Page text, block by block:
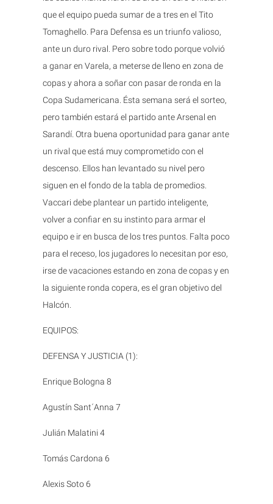
que el equipo pueda sumar de a tres en el Tito
Tomaghello. Para Defensa es un triunfo valioso,
ante un duro rival. Pero sobre todo porque volvió
a ganar en Varela, a meterse de lleno en zona de
copas y ahora a soñar con pasar de ronda en la
Copa Sudamericana. Ésta semana será el sorteo,
pero también estará el partido ante Arsenal en
Sarandí. Otra buena oportunidad para ganar ante
un rival que está muy comprometido con el
descenso. Ellos han levantado su nivel pero
siguen en el fondo de la tabla de promedios.
Vaccari debe plantear un partido inteligente,
volver a confiar en su instinto para armar el
equipo e ir en busca de los tres puntos. Falta poco
para el receso, los jugadores lo necesitan por eso,
irse de vacaciones estando en zona de copas y en
la siguiente ronda copera, es el gran objetivo del
Halcón.
EQUIPOS:
DEFENSA Y JUSTICIA (1):
Enrique Bologna 8
Agustín Sant´Anna 7
Julián Malatini 4
Tomás Cardona 6
Alexis Soto 6